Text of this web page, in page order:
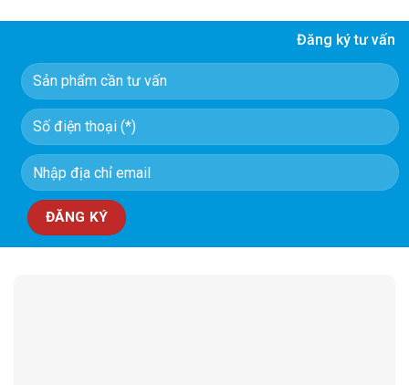
Đăng ký tư vấn